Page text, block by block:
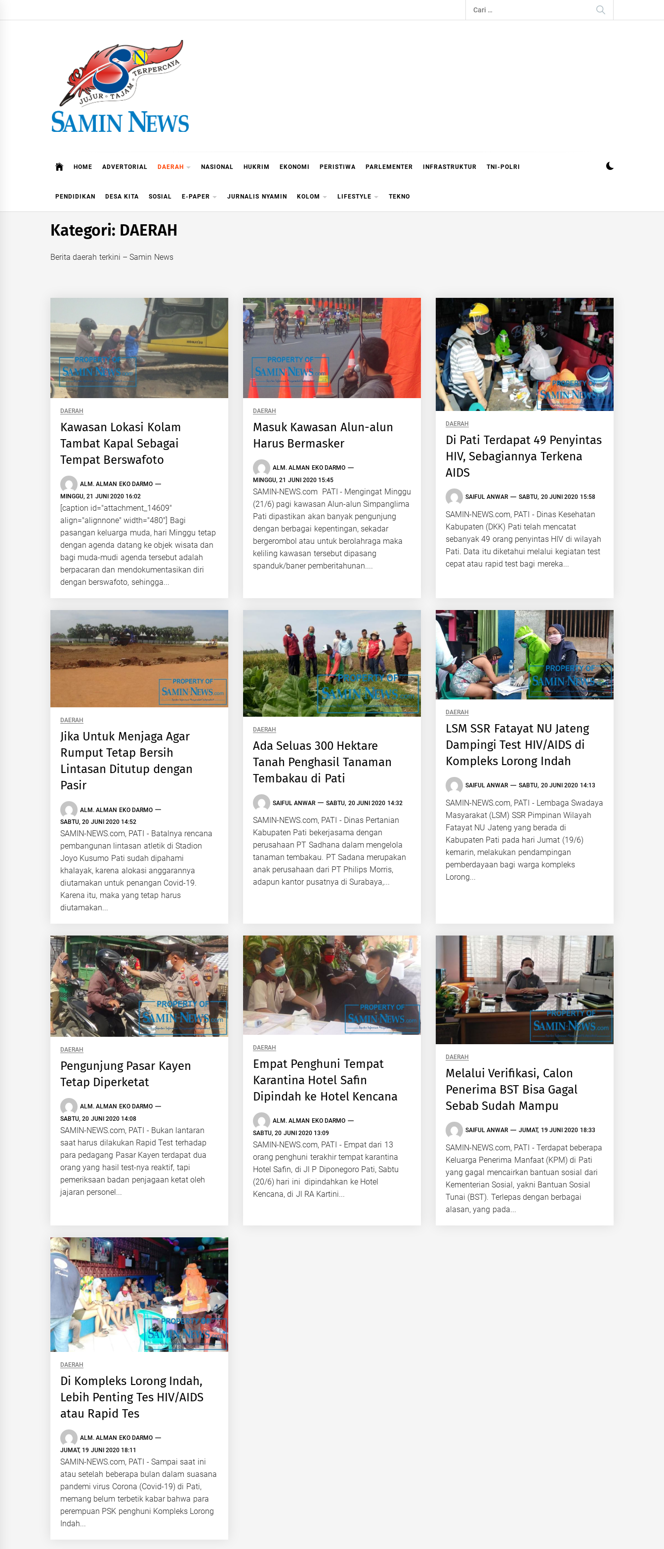
to
Cari
untuk:
HOME ADVERTORIAL DAERAH NASIONAL HUKRIM EKONOMI PERISTIWA PARLEMENTER INFRASTRUKTUR TNI-POLRI
PENDIDIKAN DESA KITA SOSIAL E-PAPER JURNALIS NYAMIN KOLOM LIFESTYLE TEKNO
Kategori: DAERAH
Berita daerah terkini – Samin News
DAERAH
Kawasan Lokasi Kolam
Tambat Kapal Sebagai
Tempat Berswafoto
ALM. ALMAN EKO DARMO
MINGGU, 21 JUNI 2020 16:02
[caption id="attachment_14609"
align="alignnone" width="480"] Bagi
pasangan keluarga muda, hari Minggu tetap
dengan agenda datang ke objek wisata dan
bagi muda-mudi agenda tersebut adalah
berpacaran dan mendokumentasikan diri
dengan berswafoto, sehingga...
DAERAH
Masuk Kawasan Alun-alun
Harus Bermasker
ALM. ALMAN EKO DARMO
MINGGU, 21 JUNI 2020 15:45
SAMIN-NEWS.com PATI - Mengingat Minggu
(21/6) pagi kawasan Alun-alun Simpanglima
Pati dipastikan akan banyak pengunjung
dengan berbagai kepentingan, sekadar
bergerombol atau untuk berolahraga maka
keliling kawasan tersebut dipasang
spanduk/baner pemberitahunan....
DAERAH
Di Pati Terdapat 49 Penyintas
HIV, Sebagiannya Terkena
AIDS
SAIFUL ANWAR SABTU, 20 JUNI 2020 15:58
SAMIN-NEWS.com, PATI - Dinas Kesehatan
Kabupaten (DKK) Pati telah mencatat
sebanyak 49 orang penyintas HIV di wilayah
Pati. Data itu diketahui melalui kegiatan test
cepat atau rapid test bagi mereka...
DAERAH
Jika Untuk Menjaga Agar
Rumput Tetap Bersih
Lintasan Ditutup dengan
Pasir
ALM. ALMAN EKO DARMO
SABTU, 20 JUNI 2020 14:52
SAMIN-NEWS.com, PATI - Batalnya rencana
pembangunan lintasan atletik di Stadion
Joyo Kusumo Pati sudah dipahami
khalayak, karena alokasi anggarannya
diutamakan untuk penangan Covid-19.
Karena itu, maka yang tetap harus
diutamakan...
DAERAH
Ada Seluas 300 Hektare
Tanah Penghasil Tanaman
Tembakau di Pati
SAIFUL ANWAR SABTU, 20 JUNI 2020 14:32
SAMIN-NEWS.com, PATI - Dinas Pertanian
Kabupaten Pati bekerjasama dengan
perusahaan PT Sadhana dalam mengelola
tanaman tembakau. PT Sadana merupakan
anak perusahaan dari PT Philips Morris,
adapun kantor pusatnya di Surabaya,...
DAERAH
LSM SSR Fatayat NU Jateng
Dampingi Test HIV/AIDS di
Kompleks Lorong Indah
SAIFUL ANWAR SABTU, 20 JUNI 2020 14:13
SAMIN-NEWS.com, PATI - Lembaga Swadaya
Masyarakat (LSM) SSR Pimpinan Wilayah
Fatayat NU Jateng yang berada di
Kabupaten Pati pada hari Jumat (19/6)
kemarin, melakukan pendampingan
pemberdayaan bagi warga kompleks
Lorong...
DAERAH
Pengunjung Pasar Kayen
Tetap Diperketat
ALM. ALMAN EKO DARMO
SABTU, 20 JUNI 2020 14:08
SAMIN-NEWS.com, PATI - Bukan lantaran
saat harus dilakukan Rapid Test terhadap
para pedagang Pasar Kayen terdapat dua
orang yang hasil test-nya reaktif, tapi
pemeriksaan badan penjagaan ketat oleh
jajaran personel...
DAERAH
Empat Penghuni Tempat
Karantina Hotel Safin
Dipindah ke Hotel Kencana
ALM. ALMAN EKO DARMO
SABTU, 20 JUNI 2020 13:09
SAMIN-NEWS.com, PATI - Empat dari 13
orang penghuni terakhir tempat karantina
Hotel Safin, di Jl P Diponegoro Pati, Sabtu
(20/6) hari ini dipindahkan ke Hotel
Kencana, di Jl RA Kartini...
DAERAH
Melalui Verifikasi, Calon
Penerima BST Bisa Gagal
Sebab Sudah Mampu
SAIFUL ANWAR JUMAT, 19 JUNI 2020 18:33
SAMIN-NEWS.com, PATI - Terdapat beberapa
Keluarga Penerima Manfaat (KPM) di Pati
yang gagal mencairkan bantuan sosial dari
Kementerian Sosial, yakni Bantuan Sosial
Tunai (BST). Terlepas dengan berbagai
alasan, yang pada...
DAERAH
Di Kompleks Lorong Indah,
Lebih Penting Tes HIV/AIDS
atau Rapid Tes
ALM. ALMAN EKO DARMO
JUMAT, 19 JUNI 2020 18:11
SAMIN-NEWS.com, PATI - Sampai saat ini
atau setelah beberapa bulan dalam suasana
pandemi virus Corona (Covid-19) di Pati,
memang belum terbetik kabar bahwa para
perempuan PSK penghuni Kompleks Lorong
Indah...